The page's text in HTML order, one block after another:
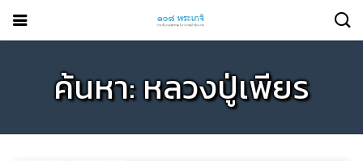
ค้นหา: หลวงปู่เพียร